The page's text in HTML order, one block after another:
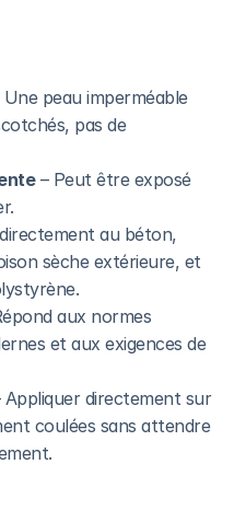
peau imperméable
pas de
– Peut être exposé
au béton,
sèche extérieure, et
aux normes
et aux exigences de
directement sur
coulées sans attendre